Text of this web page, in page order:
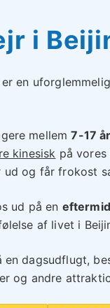
i
en
mellem7-17 år
kinesisk på vores
og får frokost
ud på en
af livet i
dagsudflugt,
og andre